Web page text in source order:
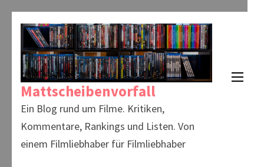
springen
(Enter
drücken)
Mattscheibenvorfall
Ein Blog rund um Filme. Kritiken,
Kommentare, Rankings und Listen. Von
einem Filmliebhaber für Filmliebhaber